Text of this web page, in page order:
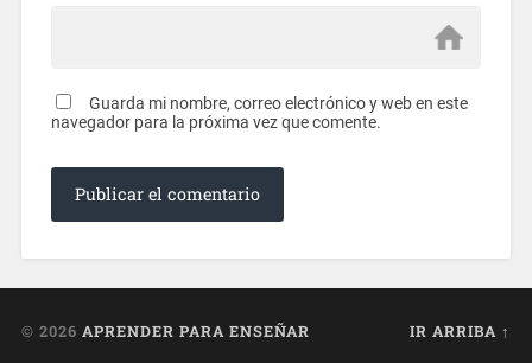
Guarda mi nombre, correo electrónico y web en este
navegador para la próxima vez que comente.
© 2026 APRENDER PARA ENSEÑAR IR ARRIBA ↑